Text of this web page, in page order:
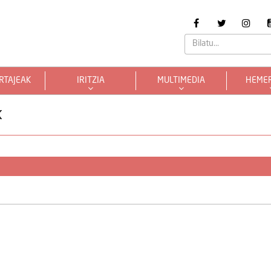
IRITZIA MULTIMEDIA